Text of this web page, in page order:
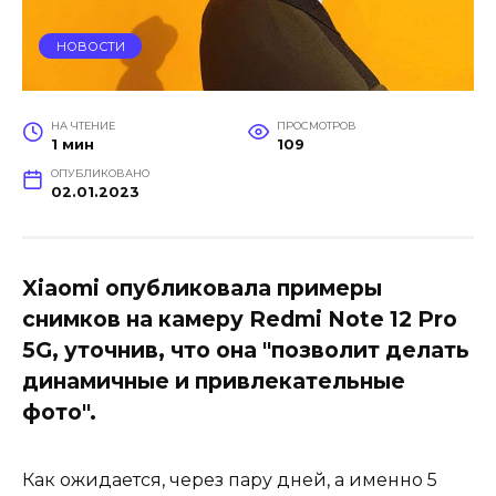
НОВОСТИ
НА ЧТЕНИЕ
1 мин
ПРОСМОТРОВ
109
ОПУБЛИКОВАНО
02.01.2023
Xiaomi опубликовала примеры
снимков на камеру Redmi Note 12 Pro
5G, уточнив, что она "позволит делать
динамичные и привлекательные
фото".
Как ожидается, через пару дней, а именно 5